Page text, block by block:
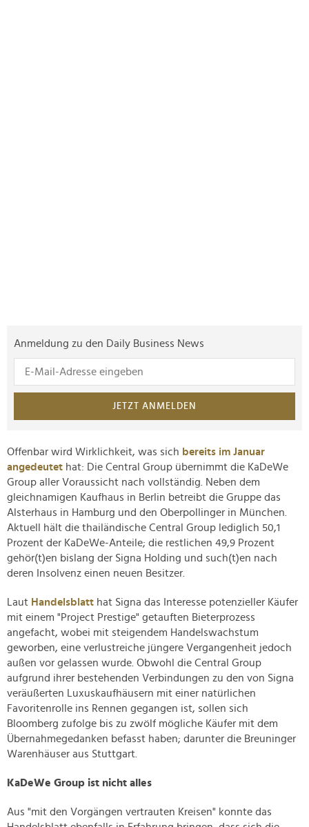
Anmeldung zu den Daily Business News
JETZT ANMELDEN
Offenbar wird Wirklichkeit, was sich bereits im Januar
angedeutet hat: Die Central Group übernimmt die KaDeWe
Group aller Voraussicht nach vollständig. Neben dem
gleichnamigen Kaufhaus in Berlin betreibt die Gruppe das
Alsterhaus in Hamburg und den Oberpollinger in München.
Aktuell hält die thailändische Central Group lediglich 50,1
Prozent der KaDeWe-Anteile; die restlichen 49,9 Prozent
gehör(t)en bislang der Signa Holding und such(t)en nach
deren Insolvenz einen neuen Besitzer.
Laut Handelsblatt hat Signa das Interesse potenzieller Käufer
mit einem "Project Prestige" getauften Bieterprozess
angefacht, wobei mit steigendem Handelswachstum
geworben, eine verlustreiche jüngere Vergangenheit jedoch
außen vor gelassen wurde. Obwohl die Central Group
aufgrund ihrer bestehenden Verbindungen zu den von Signa
veräußerten Luxuskaufhäusern mit einer natürlichen
Favoritenrolle ins Rennen gegangen ist, sollen sich
Bloomberg zufolge bis zu zwölf mögliche Käufer mit dem
Übernahmegedanken befasst haben; darunter die Breuninger
Warenhäuser aus Stuttgart.
KaDeWe Group ist nicht alles
Aus "mit den Vorgängen vertrauten Kreisen" konnte das